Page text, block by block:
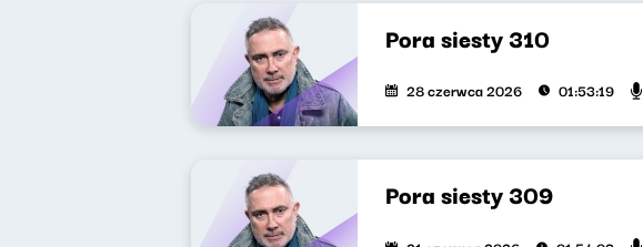
Pora siesty 310
28 czerwca 2026 01:53:19
Pora siesty 309